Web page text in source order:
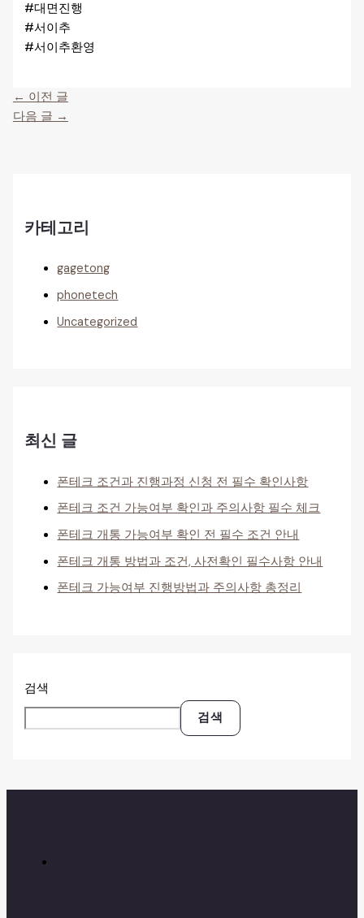
#대면진행
#서이추
#서이추환영
← 이전 글
다음 글 →
카테고리
gagetong
phonetech
Uncategorized
최신 글
폰테크 조건과 진행과정 신청 전 필수 확인사항
폰테크 조건 가능여부 확인과 주의사항 필수 체크
폰테크 개통 가능여부 확인 전 필수 조건 안내
폰테크 개통 방법과 조건, 사전확인 필수사항 안내
폰테크 가능여부 진행방법과 주의사항 총정리
검색
검색